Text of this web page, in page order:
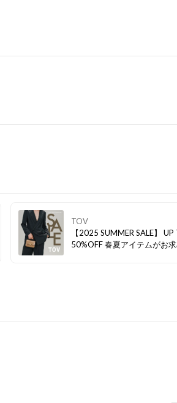
TOV
【2025 SUMMER SALE】 UP TO
50%OFF 春夏アイテムがお求めやす